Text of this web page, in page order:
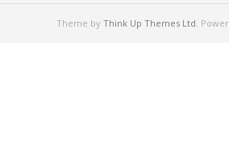
Theme by Think Up Themes Ltd.